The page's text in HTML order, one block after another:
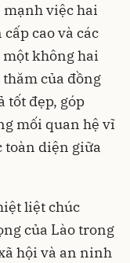
việc hai
cao và các
không hai
của đồng
tốt đẹp, góp
mối quan hệ vĩ
toàn diện giữa
liệt chúc
của Lào trong
hội và an ninh